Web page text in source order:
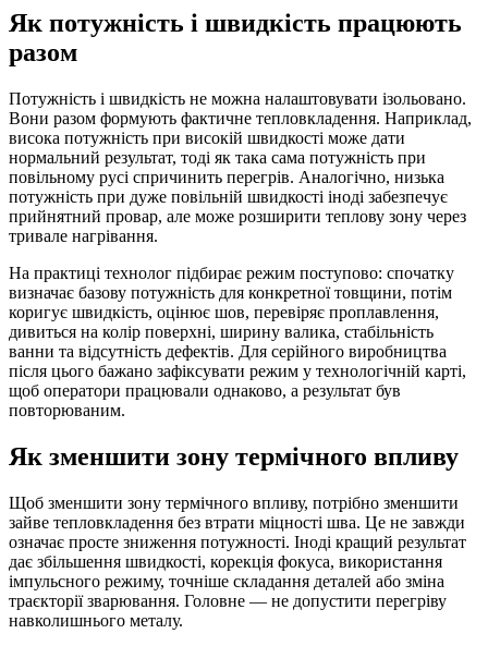
Як потужність і швидкість працюють
разом
Потужність і швидкість не можна налаштовувати ізольовано.
Вони разом формують фактичне тепловкладення. Наприклад,
висока потужність при високій швидкості може дати
нормальний результат, тоді як така сама потужність при
повільному русі спричинить перегрів. Аналогічно, низька
потужність при дуже повільній швидкості іноді забезпечує
прийнятний провар, але може розширити теплову зону через
тривале нагрівання.
На практиці технолог підбирає режим поступово: спочатку
визначає базову потужність для конкретної товщини, потім
коригує швидкість, оцінює шов, перевіряє проплавлення,
дивиться на колір поверхні, ширину валика, стабільність
ванни та відсутність дефектів. Для серійного виробництва
після цього бажано зафіксувати режим у технологічній карті,
щоб оператори працювали однаково, а результат був
повторюваним.
Як зменшити зону термічного впливу
Щоб зменшити зону термічного впливу, потрібно зменшити
зайве тепловкладення без втрати міцності шва. Це не завжди
означає просте зниження потужності. Іноді кращий результат
дає збільшення швидкості, корекція фокуса, використання
імпульсного режиму, точніше складання деталей або зміна
траєкторії зварювання. Головне — не допустити перегріву
навколишнього металу.